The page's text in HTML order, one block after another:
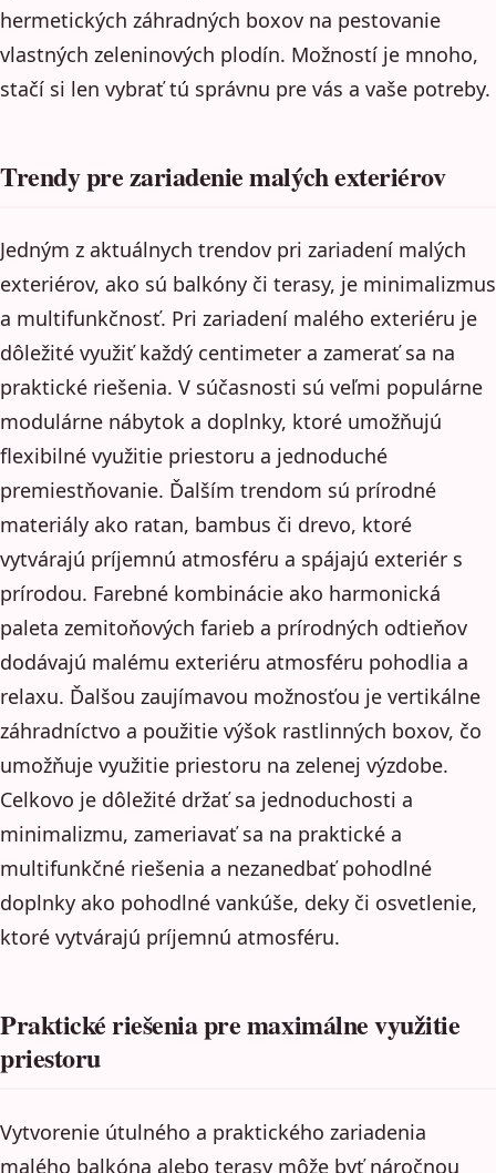
hermetických záhradných boxov na pestovanie
vlastných zeleninových plodín. Možností je mnoho,
stačí si len vybrať tú správnu pre vás a vaše potreby.
Trendy pre zariadenie malých exteriérov
Jedným z aktuálnych trendov pri zariadení malých
exteriérov, ako sú balkóny či terasy, je minimalizmus
a multifunkčnosť. Pri zariadení malého exteriéru je
dôležité využiť každý centimeter a zamerať sa na
praktické riešenia. V súčasnosti sú veľmi populárne
modulárne nábytok a doplnky, ktoré umožňujú
flexibilné využitie priestoru a jednoduché
premiestňovanie. Ďalším trendom sú prírodné
materiály ako ratan, bambus či drevo, ktoré
vytvárajú príjemnú atmosféru a spájajú exteriér s
prírodou. Farebné kombinácie ako harmonická
paleta zemitoňových farieb a prírodných odtieňov
dodávajú malému exteriéru atmosféru pohodlia a
relaxu. Ďalšou zaujímavou možnosťou je vertikálne
záhradníctvo a použitie výšok rastlinných boxov, čo
umožňuje využitie priestoru na zelenej výzdobe.
Celkovo je dôležité držať sa jednoduchosti a
minimalizmu, zameriavať sa na praktické a
multifunkčné riešenia a nezanedbať pohodlné
doplnky ako pohodlné vankúše, deky či osvetlenie,
ktoré vytvárajú príjemnú atmosféru.
Praktické riešenia pre maximálne využitie
priestoru
Vytvorenie útulného a praktického zariadenia
malého balkóna alebo terasy môže byť náročnou